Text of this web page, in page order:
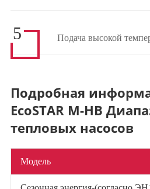
5 Подача высокой
Подробная
EcoSTAR M-HB
тепловых насосов
Модель